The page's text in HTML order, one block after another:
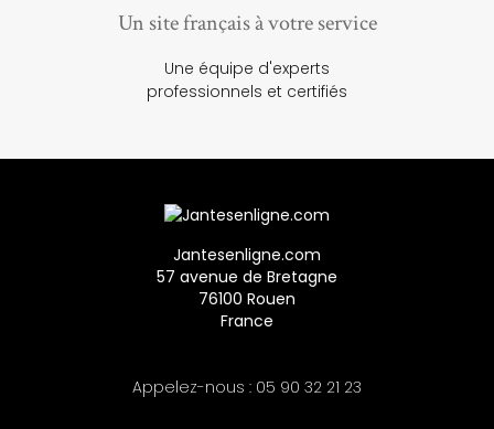
Un site français à votre service
Une équipe d'experts
professionnels et certifiés
Jantesenligne.com
57 avenue de Bretagne
76100 Rouen
France
Appelez-nous : 05 90 32 21 23